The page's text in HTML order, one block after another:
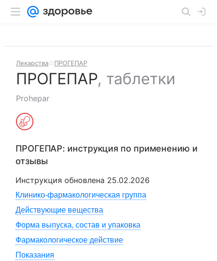
Лекарства ПРОГЕПАР
ПРОГЕПАР, таблетки
Prohepar
ПРОГЕПАР: инструкция по применению и
отзывы
Инструкция обновлена 25.02.2026
Клинико-фармакологическая группа
Действующие вещества
Форма выпуска, состав и упаковка
Фармакологическое действие
Показания